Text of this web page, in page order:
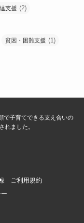
支援 (2)
貧困・困難支援 (1)
子育てできる支え合いの
れました。
ご利用規約